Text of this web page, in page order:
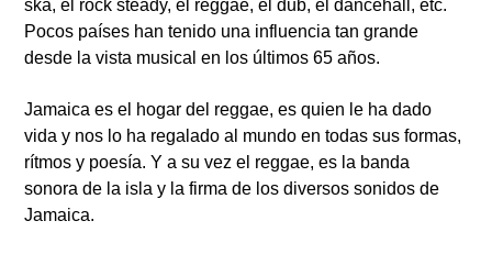
ska, el rock steady, el reggae, el dub, el dancehall, etc.
Pocos países han tenido una influencia tan grande
desde la vista musical en los últimos 65 años.
Jamaica es el hogar del reggae, es quien le ha dado
vida y nos lo ha regalado al mundo en todas sus formas,
rítmos y poesía. Y a su vez el reggae, es la banda
sonora de la isla y la firma de los diversos sonidos de
Jamaica.